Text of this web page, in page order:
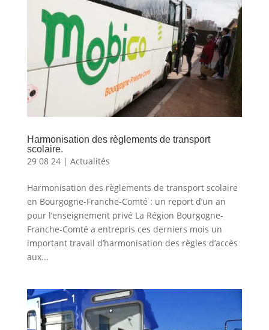
Harmonisation des règlements de transport
scolaire.
29 08 24| Actualités
Harmonisation des règlements de transport scolaire
en Bourgogne-Franche-Comté : un report d’un an
pour l’enseignement privé La Région Bourgogne-
Franche-Comté a entrepris ces derniers mois un
important travail d’harmonisation des règles d’accès
aux...